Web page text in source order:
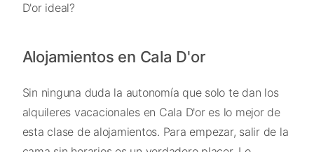
D'or ideal?
Alojamientos en Cala D'or
Sin ninguna duda la autonomía que solo te dan los
alquileres vacacionales en Cala D'or es lo mejor de
esta clase de alojamientos. Para empezar, salir de la